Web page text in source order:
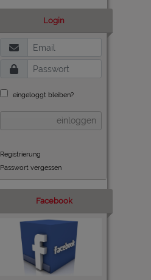
Login
eingeloggt bleiben?
einloggen
Registrierung
Passwort vergessen
Facebook